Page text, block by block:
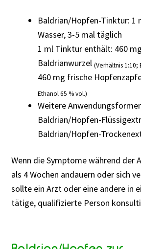
Baldrian/Hopfen-Tinktur: 1
Wasser, 3-5 mal täglich
1 ml Tinktur enthält: 460
Baldrianwurzel (Verhältnis 1:10;
460 mg frische
Ethanol 65 % vol.)
Weitere
Baldrian/Hopfen-
Baldrian/Hopfen-
Wenn die Symptome während der
als 4 Wochen andauern oder sich
sollte ein Arzt oder eine andere in
tätige, qualifizierte Person